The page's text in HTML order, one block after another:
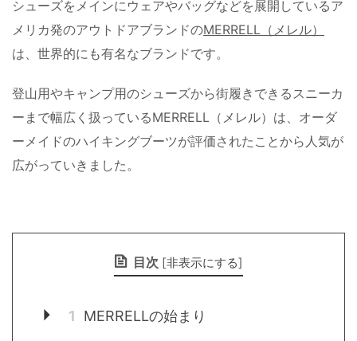
シューズをメインにウェアやバッグなどを展開しているア
メリカ発のアウトドアブランドのMERRELL（メレル）
は、世界的にも有名なブランドです。
登山用やキャンプ用のシューズから街履きできるスニーカ
ーまで幅広く扱っているMERRELL（メレル）は、オーダ
ーメイドのハイキングブーツが評価されたことから人気が
広がっていきました。
目次 [非表示にする]
1 MERRELLの始まり